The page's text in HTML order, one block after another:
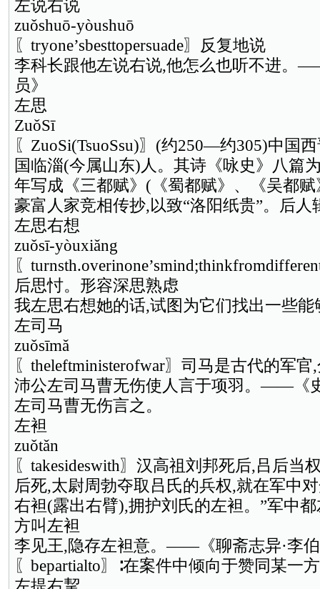
左说右说
zuǒshuō-yòushuō
〖tryone’sbesttopersuade〗反复地说
李科长跟他左说右说,他怎么也听不进。
员》
左思
ZuǒSī
〖ZuoSi(TsuoSsu)〗(约250—约305)中国
国临淄(今属山东)人。其诗《咏史》八篇
年写成《三都赋》(《蜀都赋》、《吴都
豪富人家竞相传抄,以致“洛阳纸贵”。后人
左思右想
zuǒsī-yòuxiǎng
〖
后思忖。形容深思熟虑
我左思右想她的话,试图为它们找出一些
左司马
zuǒsīmǎ
〖theleftministerofwar〗司马是古代的军
沛公左司马曹无伤使人言于项羽。——《
左司马曹无伤言之。
左袒
zuǒtǎn
〖takesideswith〗汉高祖刘邦死后,吕后当
后死,太尉周勃夺取吕氏的兵权,就在军中
右袒(露出右臂),拥护刘氏的左袒。”军中
方叫左袒
李见王,隐存左袒意。——《聊斋志异·李
〖bepartialto〗∶在案件中倾向于赞同某一